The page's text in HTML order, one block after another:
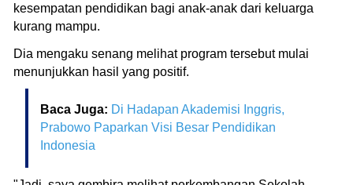
kesempatan pendidikan bagi anak-anak dari keluarga
kurang mampu.
Dia mengaku senang melihat program tersebut mulai
menunjukkan hasil yang positif.
Baca Juga: Di Hadapan Akademisi Inggris,
Prabowo Paparkan Visi Besar Pendidikan
Indonesia